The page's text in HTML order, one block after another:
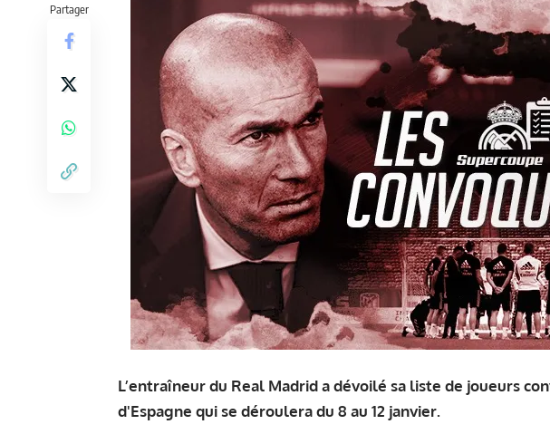
Partager
L’entraîneur du Real Madrid a dévoilé sa liste de joueurs
d'Espagne qui se déroulera du 8 au 12 janvier.